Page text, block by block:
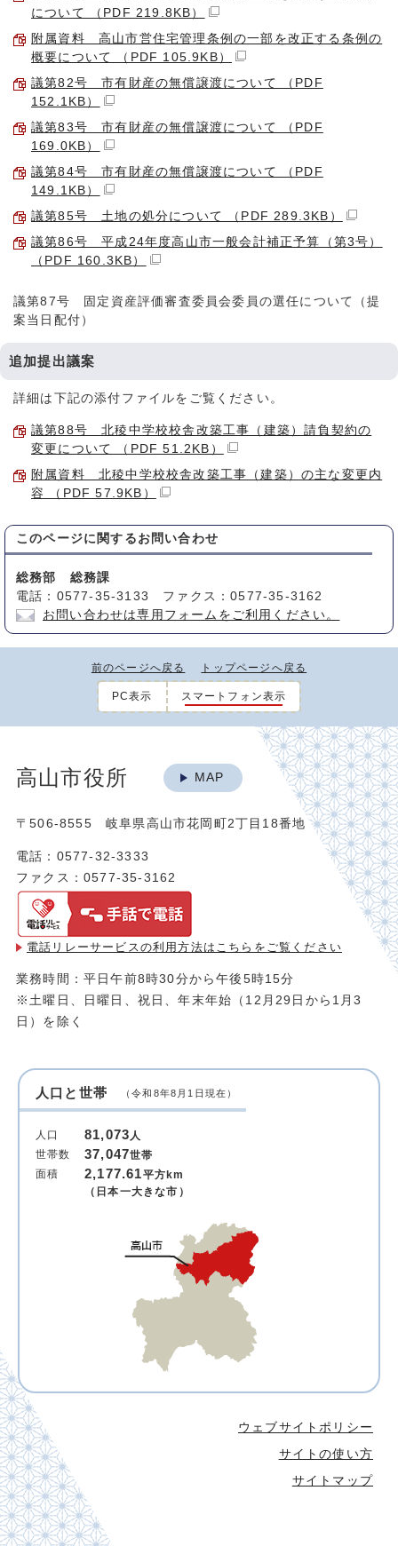
について （PDF 219.8KB）
附属資料 高山市営住宅管理条例の一部を改正する条例の
概要について （PDF 105.9KB）
議第82号 市有財産の無償譲渡について （PDF
152.1KB）
議第83号 市有財産の無償譲渡について （PDF
169.0KB）
議第84号 市有財産の無償譲渡について （PDF
149.1KB）
議第85号 土地の処分について （PDF 289.3KB）
議第86号 平成24年度高山市一般会計補正予算（第3号）
（PDF 160.3KB）
議第87号 固定資産評価審査委員会委員の選任について（提
案当日配付）
追加提出議案
詳細は下記の添付ファイルをご覧ください。
議第88号 北稜中学校校舎改築工事（建築）請負契約の
変更について （PDF 51.2KB）
附属資料 北稜中学校校舎改築工事（建築）の主な変更内
容 （PDF 57.9KB）
このページに関する お問い合わせ
総務部 総務課
電話：0577-35-3133 ファクス：0577-35-3162
お問い合わせは専用フォームをご利用ください。
前のページへ戻る トップページへ戻る
PC表示 スマートフォン表示
高山市役所 MAP
〒506-8555 岐阜県高山市花岡町2丁目18番地
電話：0577-32-3333
ファクス：0577-35-3162
電話リレーサービスの利用方法は こちらをご覧ください
業務時間：平日午前8時30分から午後5時15分
※土曜日、日曜日、祝日、年末年始（12月29日から1月3
日）を除く
人口と世帯 （令和8年8月1日現在）
人口 81,073人
世帯数
37,047世帯
面積
2,177.61平方km
（日本一大きな市）
ウェブサイトポリシー
サイトの使い方
サイトマップ